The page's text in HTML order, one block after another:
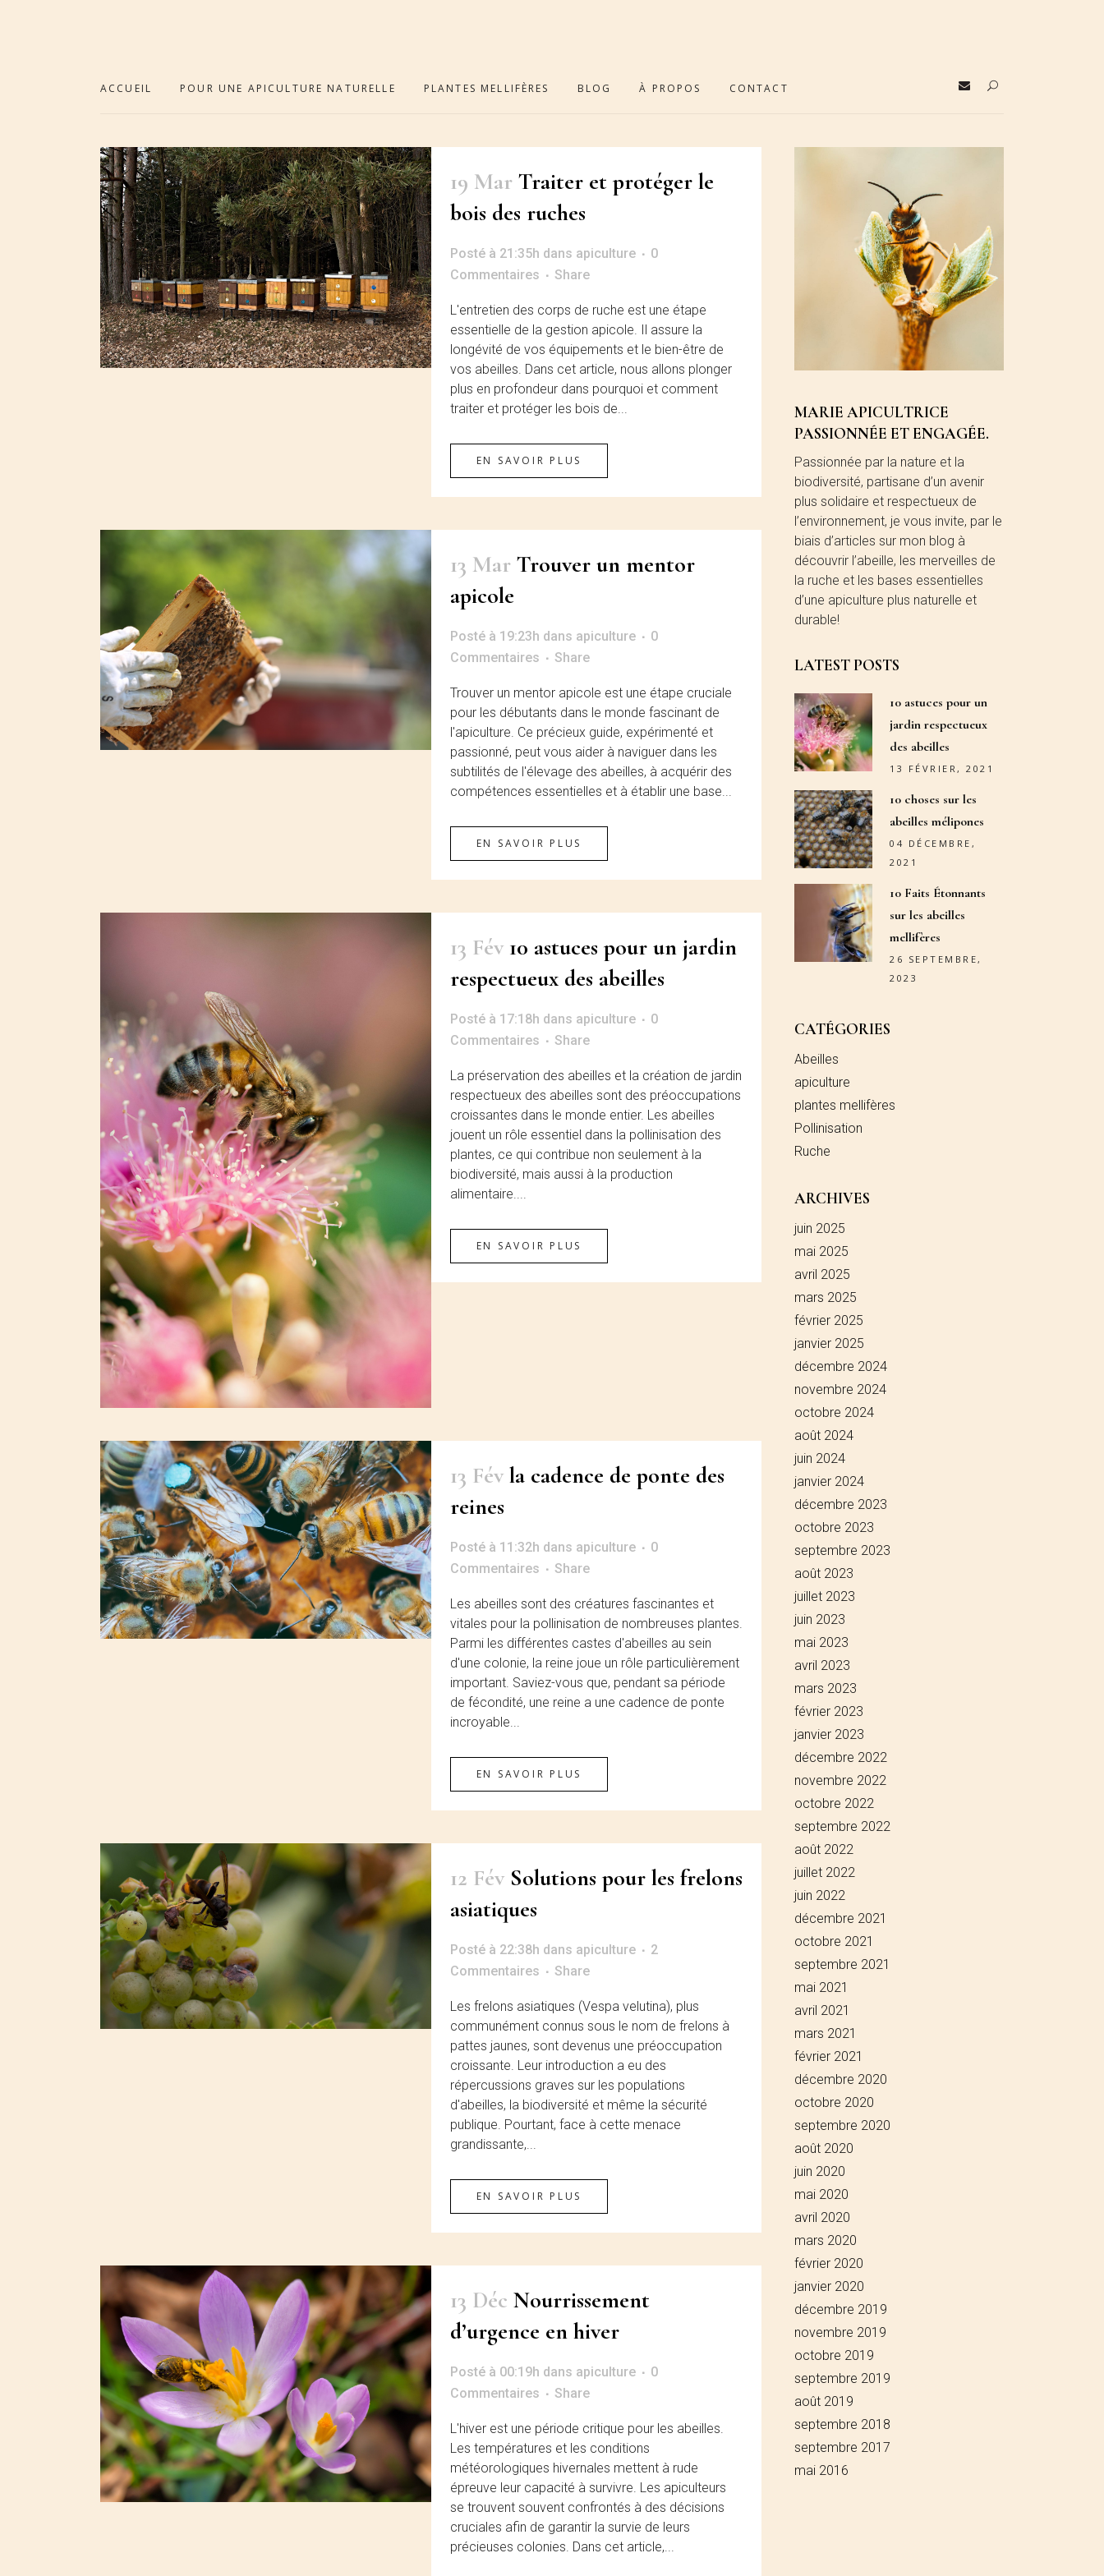
ACCUEIL POUR UNE APICULTURE NATURELLE PLANTES MELLIFÈRES BLOG À PROPOS CONTACT
19 Mar Traiter et protéger le
bois des ruches
Posté à 21:35h dans apiculture
0
Commentaires
Share
L'entretien des corps de ruche est une étape
essentielle de la gestion apicole. Il assure la
longévité de vos équipements et le bien-être de
vos abeilles. Dans cet article, nous allons plonger
plus en profondeur dans pourquoi et comment
traiter et protéger les bois de...
EN SAVOIR PLUS
13 Mar Trouver un mentor
apicole
Posté à 19:23h dans apiculture
0
Commentaires
Share
Trouver un mentor apicole est une étape cruciale
pour les débutants dans le monde fascinant de
l'apiculture. Ce précieux guide, expérimenté et
passionné, peut vous aider à naviguer dans les
subtilités de l'élevage des abeilles, à acquérir des
compétences essentielles et à établir une base...
EN SAVOIR PLUS
13 Fév 10 astuces pour un jardin
respectueux des abeilles
Posté à 17:18h dans apiculture
0
Commentaires
Share
La préservation des abeilles et la création de jardin
respectueux des abeilles sont des préoccupations
croissantes dans le monde entier. Les abeilles
jouent un rôle essentiel dans la pollinisation des
plantes, ce qui contribue non seulement à la
biodiversité, mais aussi à la production
alimentaire....
EN SAVOIR PLUS
13 Fév la cadence de ponte des
reines
Posté à 11:32h dans apiculture
0
Commentaires
Share
Les abeilles sont des créatures fascinantes et
vitales pour la pollinisation de nombreuses plantes.
Parmi les différentes castes d'abeilles au sein
d'une colonie, la reine joue un rôle particulièrement
important. Saviez-vous que, pendant sa période
de fécondité, une reine a une cadence de ponte
incroyable...
EN SAVOIR PLUS
12 Fév Solutions pour les frelons
asiatiques
Posté à 22:38h dans apiculture
2
Commentaires
Share
Les frelons asiatiques (Vespa velutina), plus
communément connus sous le nom de frelons à
pattes jaunes, sont devenus une préoccupation
croissante. Leur introduction a eu des
répercussions graves sur les populations
d'abeilles, la biodiversité et même la sécurité
publique. Pourtant, face à cette menace
grandissante,...
EN SAVOIR PLUS
13 Déc Nourrissement
d’urgence en hiver
Posté à 00:19h dans apiculture
0
Commentaires
Share
L'hiver est une période critique pour les abeilles.
Les températures et les conditions
météorologiques hivernales mettent à rude
épreuve leur capacité à survivre. Les apiculteurs
se trouvent souvent confrontés à des décisions
cruciales afin de garantir la survie de leurs
précieuses colonies. Dans cet article,...
MARIE APICULTRICE
PASSIONNÉE ET ENGAGÉE.
Passionnée par la nature et la
biodiversité, partisane d’un avenir
plus solidaire et respectueux de
l’environnement, je vous invite, par le
biais d’articles sur mon blog à
découvrir l’abeille, les merveilles de
la ruche et les bases essentielles
d’une apiculture plus naturelle et
durable!
LATEST POSTS
10 astuces pour un
jardin respectueux
des abeilles
13 FÉVRIER, 2021
10 choses sur les
abeilles mélipones
04 DÉCEMBRE,
2021
10 Faits Étonnants
sur les abeilles
mellifères
26 SEPTEMBRE,
2023
CATÉGORIES
Abeilles
apiculture
plantes mellifères
Pollinisation
Ruche
ARCHIVES
juin 2025
mai 2025
avril 2025
mars 2025
février 2025
janvier 2025
décembre 2024
novembre 2024
octobre 2024
août 2024
juin 2024
janvier 2024
décembre 2023
octobre 2023
septembre 2023
août 2023
juillet 2023
juin 2023
mai 2023
avril 2023
mars 2023
février 2023
janvier 2023
décembre 2022
novembre 2022
octobre 2022
septembre 2022
août 2022
juillet 2022
juin 2022
décembre 2021
octobre 2021
septembre 2021
mai 2021
avril 2021
mars 2021
février 2021
décembre 2020
octobre 2020
septembre 2020
août 2020
juin 2020
mai 2020
avril 2020
mars 2020
février 2020
janvier 2020
décembre 2019
novembre 2019
octobre 2019
septembre 2019
août 2019
septembre 2018
septembre 2017
mai 2016